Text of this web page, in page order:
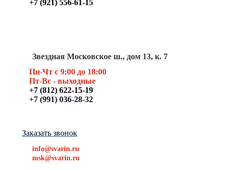
+7 (921) 556-61-15
Звездная Московское ш., дом 13, к. 7
Пн-Чт с 9:00 до 18:00
Пт-Вс - выходные
+7 (812) 622-15-19
+7 (991) 036-28-32
Заказать звонок
info@svarin.ru
msk@svarin.ru